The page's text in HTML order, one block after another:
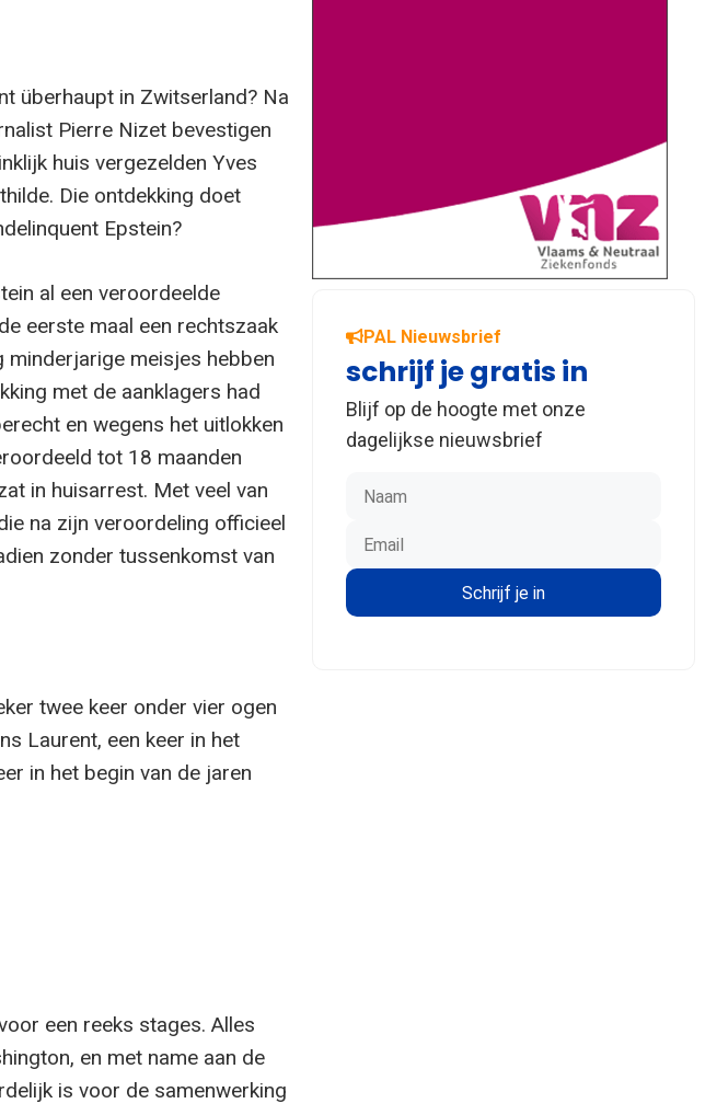
überhaupt in Zwitserland? Na
Pierre Nizet bevestigen
huis vergezelden Yves
Die ontdekking doet
Epstein?
al een veroordeelde
eerste maal een rechtszaak
minderjarige meisjes hebben
met de aanklagers had
en wegens het uitlokken
tot 18 maanden
in huisarrest. Met veel van
na zijn veroordeling officieel
zonder tussenkomst van
twee keer onder vier ogen
Laurent, een keer in het
in het begin van de jaren
een reeks stages. Alles
en met name aan de
is voor de samenwerking
PAL Nieuwsbrief
schrijf je gratis in
Blijf op de hoogte met onze
dagelijkse nieuwsbrief